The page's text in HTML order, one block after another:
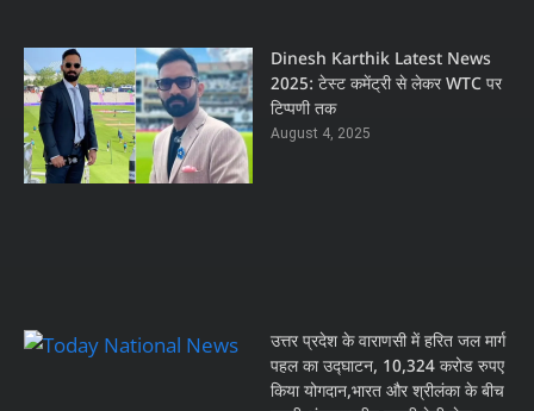
Dinesh Karthik Latest News
2025: टेस्ट कमेंट्री से लेकर WTC पर
टिप्पणी तक
August 4, 2025
उत्तर प्रदेश के वाराणसी में हरित जल मार्ग
पहल का उद्घाटन, 10,324 करोड रुपए
किया योगदान,भारत और श्रीलंका के बीच